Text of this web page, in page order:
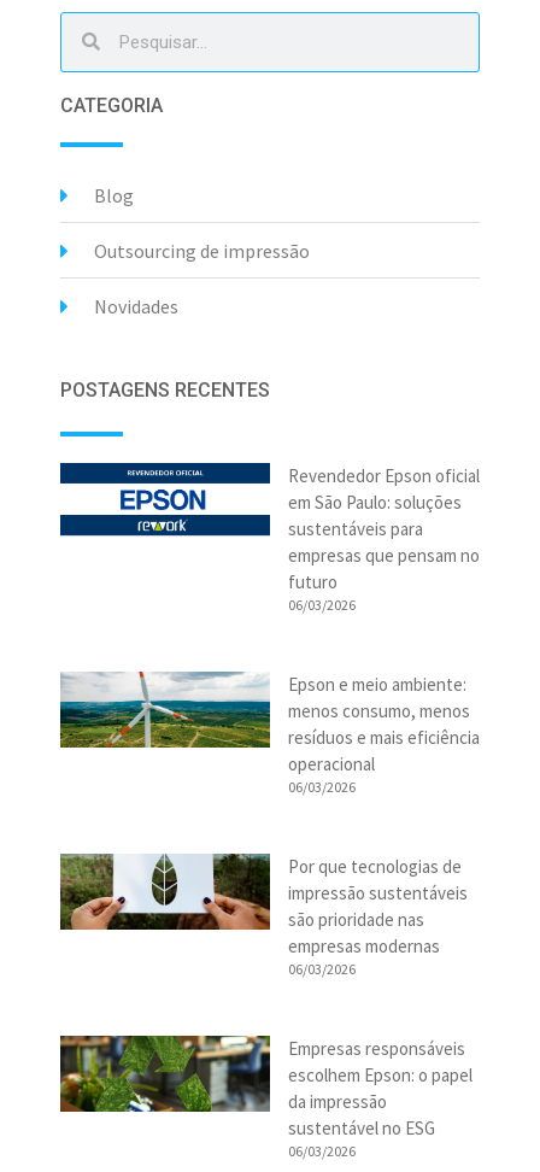
CATEGORIA
Blog
Outsourcing de impressão
Novidades
POSTAGENS RECENTES
Revendedor Epson oficial
em São Paulo: soluções
sustentáveis para
empresas que pensam no
futuro
06/03/2026
Epson e meio ambiente:
menos consumo, menos
resíduos e mais eficiência
operacional
06/03/2026
Por que tecnologias de
impressão sustentáveis
são prioridade nas
empresas modernas
06/03/2026
Empresas responsáveis
escolhem Epson: o papel
da impressão
sustentável no ESG
06/03/2026